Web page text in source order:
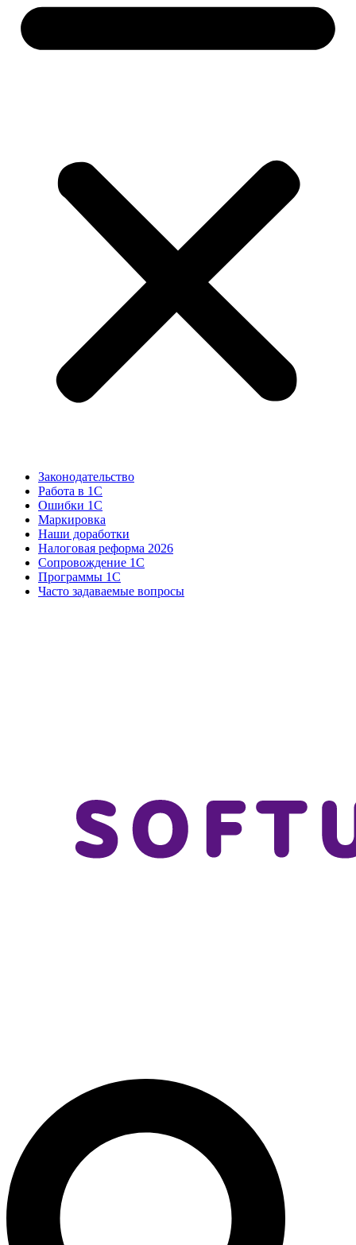
Законодательство
Работа в 1С
Ошибки 1С
Маркировка
Наши доработки
Налоговая реформа 2026
Сопровождение 1С
Программы 1С
Часто задаваемые вопросы